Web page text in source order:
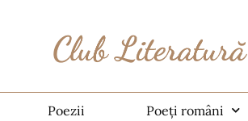
Poezii Poeți români